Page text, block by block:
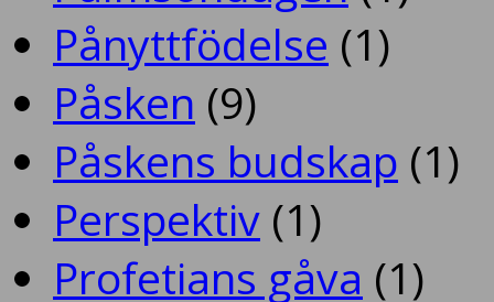
Pånyttfödelse (1)
Påsken (9)
Påskens budskap (1)
Perspektiv (1)
Profetians gåva (1)